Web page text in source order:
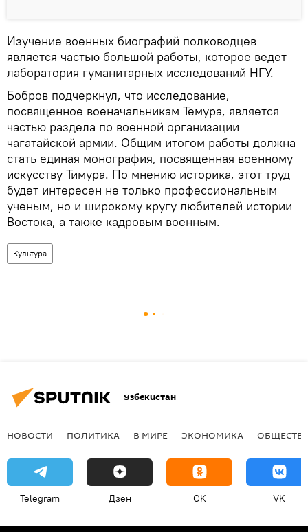
Изучение военных биографий полководцев
является частью большой работы, которое ведет
лаборатория гуманитарных исследований НГУ.
Бобров подчеркнул, что исследование,
посвященное военачальникам Темура, является
частью раздела по военной организации
чагатайской армии. Общим итогом работы должна
стать единая монография, посвященная военному
искусству Тимура. По мнению историка, этот труд
будет интересен не только профессиональным
ученым, но и широкому кругу любителей истории
Востока, а также кадровым военным.
Культура
Узбекистан
НОВОСТИ ПОЛИТИКА В МИРЕ ЭКОНОМИКА
Telegram Дзен OK VK